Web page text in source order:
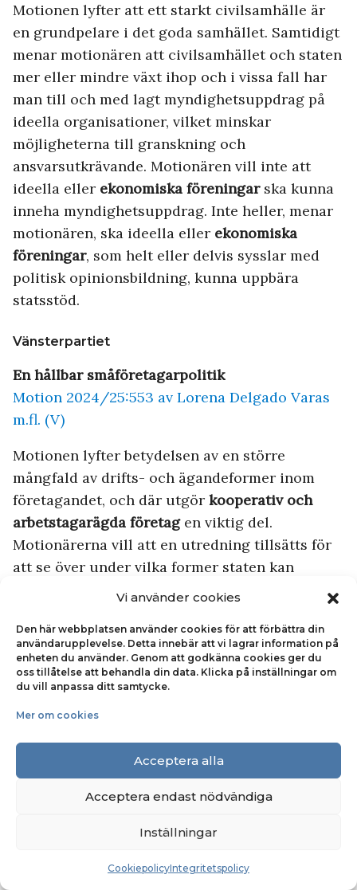
Vi använder cookies
Den här webbplatsen använder cookies för att förbättra din
användarupplevelse. Detta innebär att vi lagrar information på
enheten du använder. Genom att godkänna cookies ger du
oss tillåtelse att behandla din data. Klicka på inställningar om
du vill anpassa ditt samtycke.
Mer om cookies
Acceptera alla
Acceptera endast nödvändiga
Inställningar
CookiepolicyIntegritetspolicy
Motionen lyfter att ett starkt civilsamhälle är
en grundpelare i det goda samhället. Samtidigt
menar motionären att civilsamhället och staten
mer eller mindre växt ihop och i vissa fall har
man till och med lagt myndighetsuppdrag på
ideella organisationer, vilket minskar
möjligheterna till granskning och
ansvarsutkrävande. Motionären vill inte att
ideella eller ekonomiska föreningarska kunna
inneha myndighetsuppdrag. Inte heller, menar
motionären, ska ideella eller ekonomiska
föreningar, som helt eller delvis sysslar med
politisk opinionsbildning, kunna uppbära
statsstöd.
Vänsterpartiet
En hållbar småföretagarpolitik
Motion 2024/25:553 av Lorena Delgado Varas
m.fl. (V)
Motionen lyfter betydelsen av en större
mångfald av drifts- och ägandeformer inom
företagandet, och där utgör kooperativ och
arbetstagarägda företagen viktig del.
Motionärerna vill att en utredning tillsätts för
att se över under vilka former staten kan
underlätta för arbetstagarägda företag samt
Näringslivsutveckling (Utgiftsområde 24
Näringsliv)
Motion 2024/25:1914 av Nooshi Dadgostar m.fl.
(V)
Motionen behandlar utgiftsområde 24
Näringsliv. Under rubriken
näringslivsutveckling lyfts att denkooperativa
utveckling. Motionärerna menar att anslaget
måste höjas för att ytterligare stödja